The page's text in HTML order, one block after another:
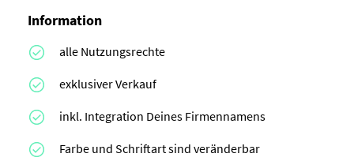
Information
alle Nutzungsrechte
exklusiver Verkauf
inkl. Integration Deines Firmennamens
Farbe und Schriftart sind veränderbar